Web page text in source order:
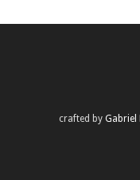
crafted by Gabriel